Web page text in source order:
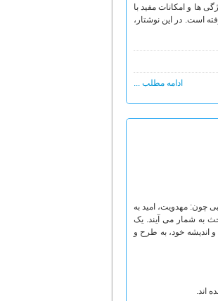
که همراه با ویژگی ها و امکانات مفید با
است. در این نوشتار،
ادامه مطلب ...
چون: مهدویت، امید به
به شمار می آیند. یک
و اندیشه خود، به طرح و
اند.